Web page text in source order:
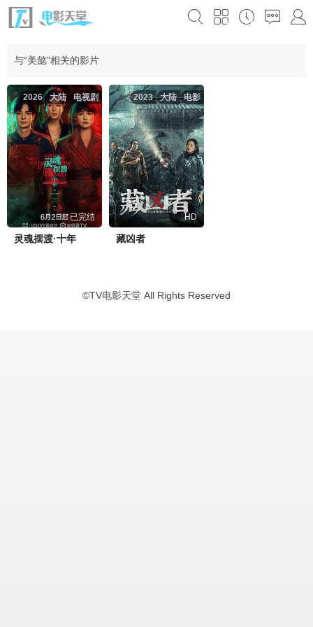
与“美懿”相关的影片
电视剧
大陆
2026
已完结
灵魂摆渡·十年
电影
大陆
2023
HD
藏凶者
©TV电影天堂 All Rights Reserved